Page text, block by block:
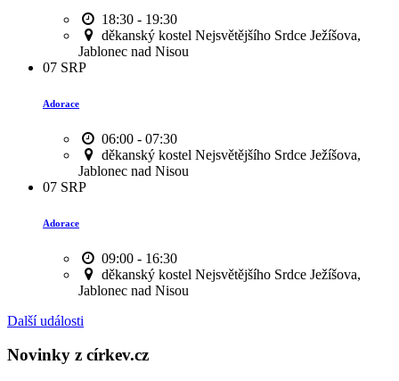
18:30 - 19:30
děkanský kostel Nejsvětějšího Srdce Ježíšova,
Jablonec nad Nisou
07 SRP
Adorace
06:00 - 07:30
děkanský kostel Nejsvětějšího Srdce Ježíšova,
Jablonec nad Nisou
07 SRP
Adorace
09:00 - 16:30
děkanský kostel Nejsvětějšího Srdce Ježíšova,
Jablonec nad Nisou
Další události
Novinky z církev.cz